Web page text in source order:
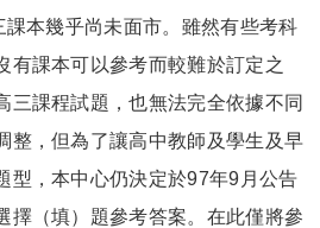
本幾乎尚未面市。雖然有些考科
有課本可以參考而較難於訂定之
三課程試題，也無法完全依據不同
整，但為了讓高中教師及學生及早
型，本中心仍決定於97年9月公告
擇（填）題參考答案。在此僅將參